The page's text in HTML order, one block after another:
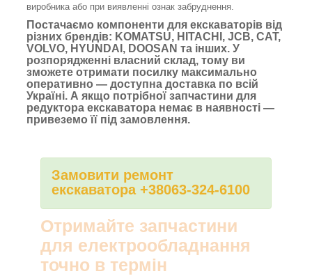
виробника або при виявленні ознак забруднення.
Постачаємо компоненти для екскаваторів від
різних брендів: KOMATSU, HITACHI, JCB, CAT,
VOLVO, HYUNDAI, DOOSAN та інших. У
розпорядженні власний склад, тому ви
зможете отримати посилку максимально
оперативно — доступна доставка по всій
Україні. А якщо потрібної запчастини для
редуктора екскаватора немає в наявності —
привеземо її під замовлення.
Замовити ремонт
екскаватора +38063-324-6100
Отримайте запчастини
для електрообладнання
точно в термін